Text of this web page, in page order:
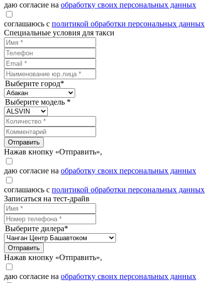
даю согласие на обработку своих персональных данных
соглашаюсь с политикой обработки персональных данных
Специальные условия для такси
Выберите город*
Выберите модель *
Отправить
Нажав кнопку «Отправить»,
даю согласие на обработку своих персональных данных
соглашаюсь с политикой обработки персональных данных
Записаться на тест-драйв
Выберите дилера*
Отправить
Нажав кнопку «Отправить»,
даю согласие на обработку своих персональных данных